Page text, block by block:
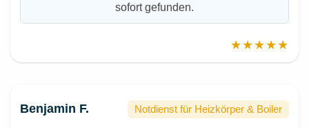
sofort gefunden.
★★★★★
Benjamin F. Notdienst für Heizkörper & Boiler